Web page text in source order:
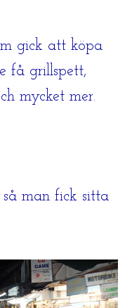
gick att köpa
få grillspett,
mycket mer.
man fick sitta